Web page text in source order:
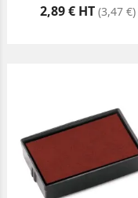
Prix
2,89 € HT (3,47 €)